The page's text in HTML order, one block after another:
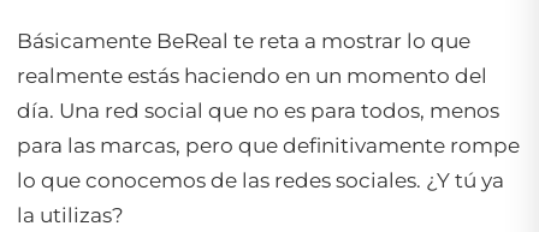
Básicamente BeReal te reta a mostrar lo que
realmente estás haciendo en un momento del
día. Una red social que no es para todos, menos
para las marcas, pero que definitivamente rompe
lo que conocemos de las redes sociales. ¿Y tú ya
la utilizas?